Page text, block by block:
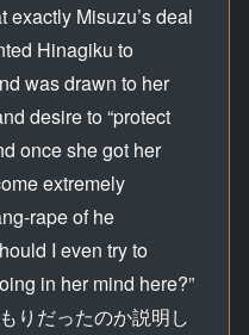
exactly Misuzu’s deal
Hinagiku to
was drawn to her
desire to “protect
once she got her
extremely
rape of he
I even try to
in her mind here?”
りだったのか説明し